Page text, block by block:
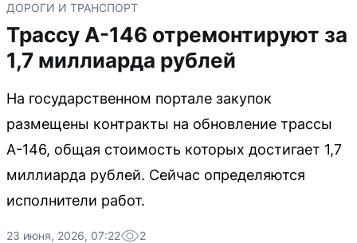
ДОРОГИ И ТРАНСПОРТ
Трассу А-146 отремонтируют за
1,7 миллиарда рублей
На государственном портале закупок
размещены контракты на обновление трассы
А-146, общая стоимость которых достигает 1,7
миллиарда рублей. Сейчас определяются
исполнители работ.
23 июня, 2026, 07:22 2